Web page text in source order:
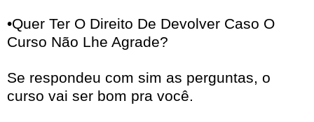
•Quer Ter O Direito De Devolver Caso O
Curso Não Lhe Agrade?
Se respondeu com sim as perguntas, o
curso vai ser bom pra você.